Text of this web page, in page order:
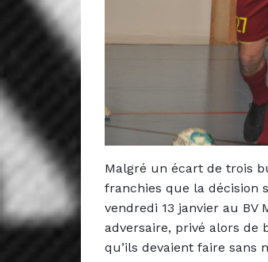
Malgré un écart de trois
franchies que la décision
vendredi 13 janvier au BV
adversaire, privé alors de
qu’ils devaient faire sans